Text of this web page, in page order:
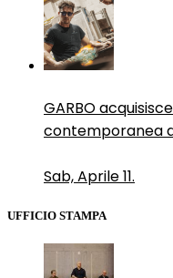
GARBO
contemporanea
Sab, Aprile 11.
UFFICIO STAMPA